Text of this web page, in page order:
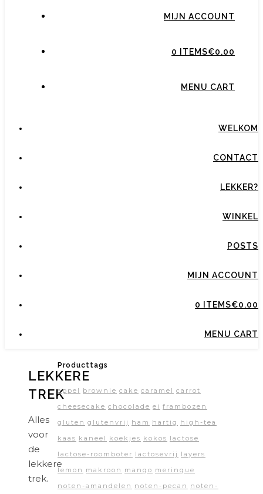
MIJN ACCOUNT
0 ITEMS€0.00
MENU CART
WELKOM
CONTACT
LEKKER?
WINKEL
POSTS
MIJN ACCOUNT
0 ITEMS€0.00
MENU CART
LEKKERE
TREK
Alles
voor
de
lekkere
trek.
Producttags
appel brownie cake caramel carrot
cheesecake chocolade ei frambozen
gluten glutenvrij ham hartig high-tea
kaas kaneel koekjes kokos lactose
lactose-roomboter lactosevrij layers
lemon makroon mango meringue
noten-amandelen noten-pecan noten-